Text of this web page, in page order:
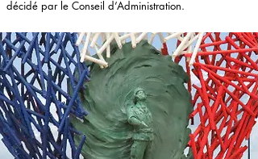
décidé par le Conseil d’Administration.